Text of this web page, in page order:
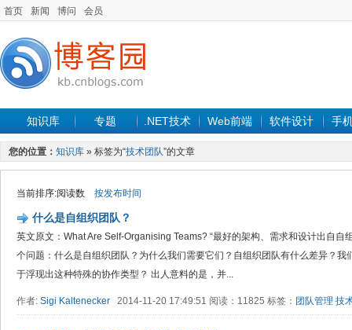
首页 新闻 博问 会员
知识库 专题 .NET技术 Web前端 软件设计 手
您的位置： 知识库 » 标签为“技术团队”的文章
当前排序:阅读数 按发布时间
什么是自组织团队？
英文原文：What Are Self-Organising Teams? “最好的架构、需求和设计出自自
个问题：什么是自组织团队？为什么我们需要它们？自组织团队有什么差异？
于浮现出这种特殊的协作类型？ 出人意料的是，并...
作者: Sigi Kaltenecker 2014-11-20 17:49:51 阅读：11825 标签： 团队管理 技